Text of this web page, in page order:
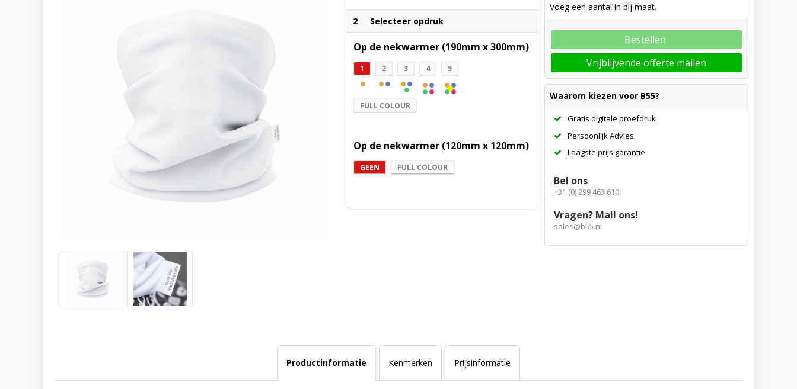
2 Selecteer opdruk
Op de nekwarmer (190mm x 300mm)
1 2 3 4 5
FULL COLOUR
Op de nekwarmer (120mm x 120mm)
GEEN FULL COLOUR
Voeg een aantal in bij maat.
Bestellen
Vrijblijvende offerte mailen
Waarom kiezen voor B55?
Gratis digitale proefdruk
Persoonlijk Advies
Laagste prijs garantie
Bel ons
+31 (0) 299 463 610
Vragen? Mail ons!
sales@b55.nl
Productinformatie Kenmerken Prijsinformatie